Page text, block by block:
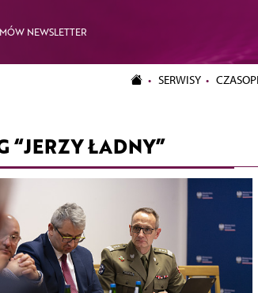
NEWSLETTER
SERWISY
“JERZY ŁADNY”